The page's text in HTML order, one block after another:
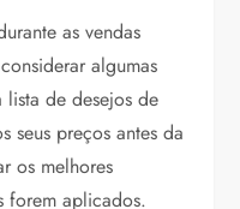
as vendas
algumas
lista de desejos de
seus preços antes da
os melhores
forem aplicados.